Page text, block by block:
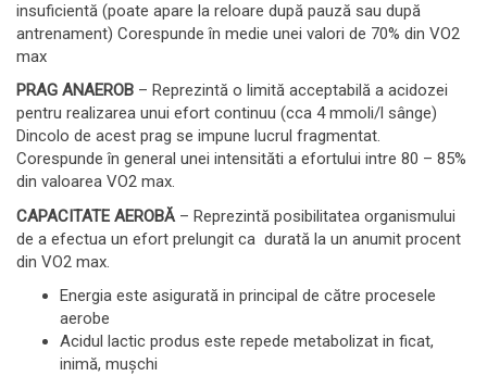
insuficientă (poate apare la reloare după pauză sau după
antrenament) Corespunde în medie unei valori de 70% din VO2
max
PRAG ANAEROB – Reprezintă o limită acceptabilă a acidozei
pentru realizarea unui efort continuu (cca 4 mmoli/l sânge)
Dincolo de acest prag se impune lucrul fragmentat.
Corespunde în general unei intensităti a efortului intre 80 – 85%
din valoarea VO2 max.
CAPACITATE AEROBĂ – Reprezintă posibilitatea organismului
de a efectua un efort prelungit ca durată la un anumit procent
din VO2 max.
Energia este asigurată in principal de către procesele
aerobe
Acidul lactic produs este repede metabolizat in ficat,
inimă, mușchi